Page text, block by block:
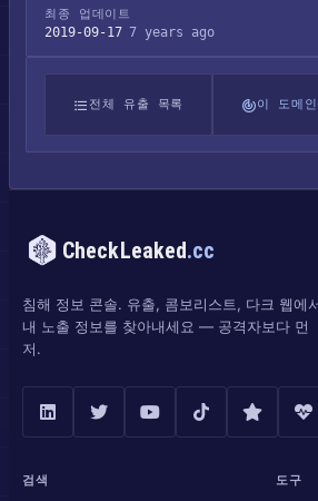
최종 업데이트
2019-09-17 7 years ago
전체 유출 목록 이 도메
CheckLeaked.cc
침해 정보 콘솔. 유출, 콤보리스트, 다크 웹에
내 노출 정보를 찾아내세요 — 공격자보다 먼
저.
검색 도구